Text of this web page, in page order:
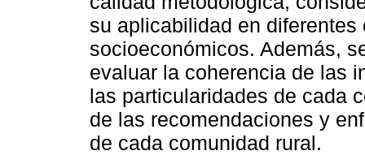
su aplicabilidad en
socioeconómicos. Además,
evaluar la coherencia de las
las particularidades de cada
de las recomendaciones y
de cada comunidad rural.